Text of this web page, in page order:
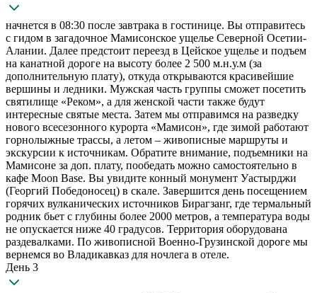
начнется в 08:30 после завтрака в гостинице. Вы отправитесь
с гидом в загадочное Мамисонское ущелье Северной Осетии-
Алании. Далее предстоит переезд в Цейское ущелье и подъем
на канатной дороге на высоту более 2 500 м.н.у.м (за
дополнительную плату), откуда открываются красивейшие
вершины и ледники. Мужская часть группы сможет посетить
святилище «Реком», а для женской части также будут
интересные святые места. Затем мы отправимся на разведку
нового всесезонного курорта «Мамисон», где зимой работают
горнолыжные трассы, а летом – живописные маршруты и
экскурсии к источникам. Обратите внимание, подъемники на
Мамисоне за доп. плату, пообедать можно самостоятельно в
кафе Moon Base. Вы увидите конный монумент Уастырджи
(Георгий Победоносец) в скале. Завершится день посещением
горячих вулканических источников Бирагзанг, где термальный
родник бьет с глубины более 2000 метров, а температура воды
не опускается ниже 40 градусов. Территория оборудована
раздевалками. По живописной Военно-Грузинской дороге мы
вернемся во Владикавказ для ночлега в отеле.
День 3